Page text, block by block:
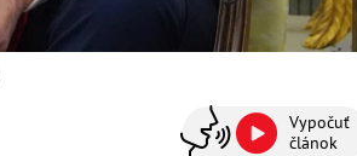
Vypočuť
článok